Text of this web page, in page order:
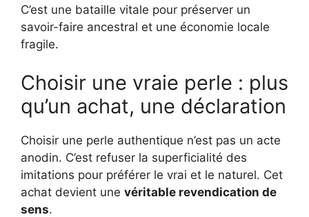
C’est une bataille vitale pour préserver un
savoir-faire ancestral et une économie locale
fragile.
Choisir une vraie perle : plus
qu’un achat, une déclaration
Choisir une perle authentique n’est pas un acte
anodin. C’est refuser la superficialité des
imitations pour préférer le vrai et le naturel. Cet
achat devient une véritable revendication de
sens.